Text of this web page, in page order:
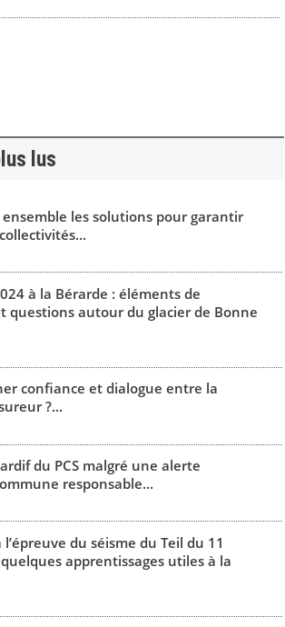
lus
les solutions pour garantir
à la Bérarde : éléments de
questions autour du glacier de Bonne
confiance et dialogue entre la
?...
du PCS malgré une alerte
responsable...
du séisme du Teil du 11
apprentissages utiles à la